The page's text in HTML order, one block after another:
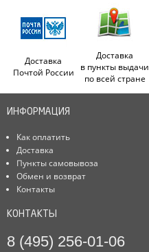
Доставка
Почтой России
Доставка
в пункты выдачи
по всей стране
ИНФОРМАЦИЯ
Как оплатить
Доставка
Пункты самовывоза
Обмен и возврат
Контакты
КОНТАКТЫ
8 (495) 256-01-06